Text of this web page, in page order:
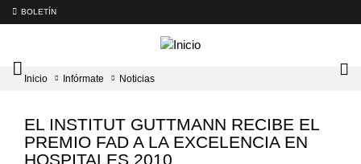
BOLETÍN
Intercambiador
del
principal
Inicio Infórmate Noticias
EL INSTITUT GUTTMANN RECIBE EL
PREMIO FAD A LA EXCELENCIA EN
HOSPITALES 2010